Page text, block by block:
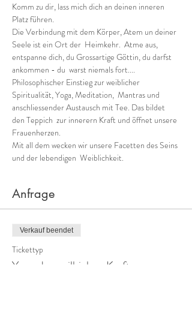
Komm zu dir, lass mich dich an deinen inneren
Platz führen.
Die Verbindung mit dem Körper, Atem un deiner
Seele ist ein Ort der  Heimkehr.  Atme aus,
entspanne dich, du Grossartige Göttin, du darfst
ankommen - du  warst niemals fort....
Philosophischer Einstieg zur weiblicher
Spiritualität, Yoga, Meditation,  Mantras und
anschliessender Austausch mit Tee. Das bildet
den Teppich  zur innerern Kraft und öffnet unsere
Frauenherzen.
Mit all dem wecken wir unsere Facetten des Seins
und der lebendigen  Weiblichkeit.
Anfrage
Verkauf beendet
Tickettyp
Yoga der weilbichen Kraft